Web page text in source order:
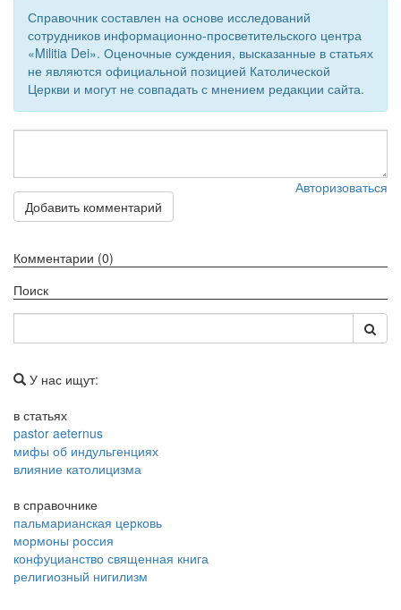
Справочник составлен на основе исследований
сотрудников информационно-просветительского центра
«Militia Dei». Оценочные суждения, высказанные в статьях
не являются официальной позицией Католической
Церкви и могут не совпадать с мнением редакции сайта.
Авторизоваться
Добавить комментарий
Комментарии (0)
Поиск
У нас ищут:
в статьях
pastor aeternus
мифы об индульгенциях
влияние католицизма
в справочнике
пальмарианская церковь
мормоны россия
конфуцианство священная книга
религиозный нигилизм